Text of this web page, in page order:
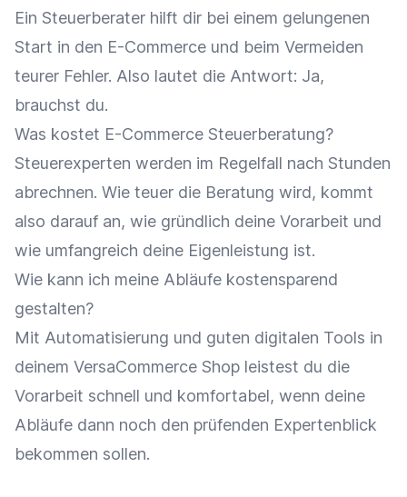
Ein Steuerberater hilft dir bei einem gelungenen
Start in den E-Commerce und beim Vermeiden
teurer Fehler. Also lautet die Antwort: Ja,
brauchst du.
Was kostet E-Commerce Steuerberatung?
Steuerexperten werden im Regelfall nach Stunden
abrechnen. Wie teuer die Beratung wird, kommt
also darauf an, wie gründlich deine Vorarbeit und
wie umfangreich deine Eigenleistung ist.
Wie kann ich meine Abläufe kostensparend
gestalten?
Mit Automatisierung und guten digitalen Tools in
deinem VersaCommerce Shop leistest du die
Vorarbeit schnell und komfortabel, wenn deine
Abläufe dann noch den prüfenden Expertenblick
bekommen sollen.